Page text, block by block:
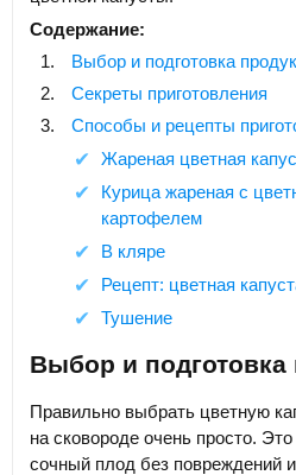
Содержание:
Выбор и подготовка
Секреты приготовления
Способы и рецепты
Жареная цветная
Курица жареная с
картофелем
В кляре
Рецепт: цветная
Тушение
Выбор и подготовка
Правильно выбрать цветную
на сковороде очень просто.
сочный плод без повреждений